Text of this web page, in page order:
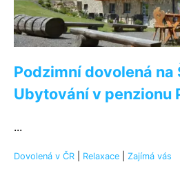
Podzimní dovolená na
Ubytování v penzionu
...
Dovolená v ČR Relaxace Zajímá vás